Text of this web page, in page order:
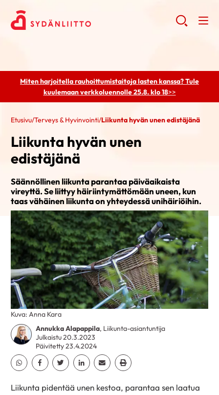
Miten harjoitella rauhoittumistaitoja lasten kanssa? Tule
kuulemaanverkkoluennolle 25.8. klo 18>>
Etusivu/Terveys & Hyvinvointi/Liikunta hyvän unen edistäjänä
Liikunta hyvän unen
edistäjänä
Säännöllinen liikunta parantaa päiväaikaista
vireyttä. Se liittyy häiriintymättömään uneen, kun
taas vähäinen liikunta on yhteydessä unihäiriöihin.
Annukka Alapappila, Liikunta-asiantuntija
Julkaistu 20.3.2023
Päivitetty 23.4.2024
Jaa Whatsapp
Jaa Facebook
Jaa TwitterJaa Linkedin
Jaa EmailJaa Print
Kuva: Anna Kara
Liikunta pidentää unen kestoa, parantaa sen laatua